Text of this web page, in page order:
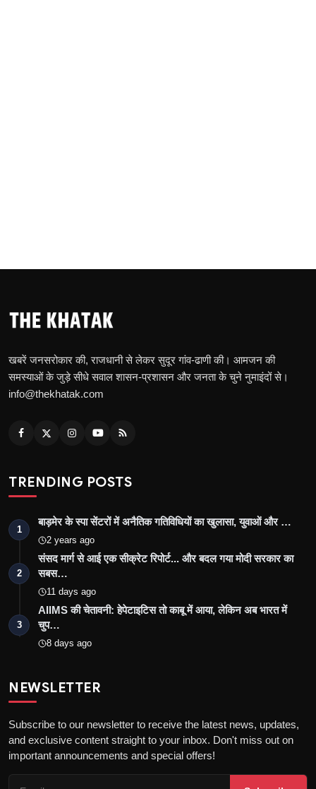
खबरें जनसरोकार की, राजधानी से लेकर सुदूर गांव-ढाणी की। आमजन की
समस्याओं के जुड़े सीधे सवाल शासन-प्रशासन और जनता के चुने नुमाइंदों से।
info@thekhatak.com
TRENDING POSTS
1
बाड़मेर के स्पा सेंटरों में अनैतिक गतिविधियों का खुलासा, युवाओं और …
2 years ago
2
संसद मार्ग से आई एक सीक्रेट रिपोर्ट... और बदल गया मोदी सरकार का
सबस…
11 days ago
3
AIIMS की चेतावनी: हेपेटाइटिस तो काबू में आया, लेकिन अब भारत में
चुप…
8 days ago
NEWSLETTER
Subscribe to our newsletter to receive the latest news, updates,
and exclusive content straight to your inbox. Don't miss out on
important announcements and special offers!